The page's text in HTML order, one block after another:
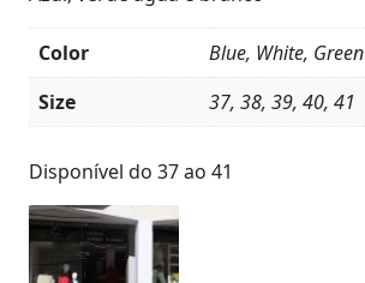
Color
Blue, White, Green
Size
37, 38, 39, 40, 41
Details
Disponível do 37 ao 41